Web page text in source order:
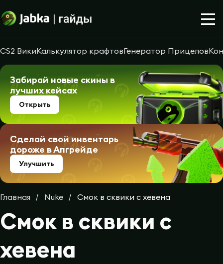
CS2 ВикиКалькулятор крафтовГенератор Прицелов
Забирай новые скины в
лучших кейсах
Открыть
Сделай свой инвентарь
дороже в Апгрейде
Улучшить
Главная Nuke Смок в сквики с хевена
Смок в сквики с
хевена